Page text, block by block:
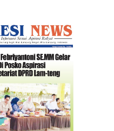
( PKN) Tingkat